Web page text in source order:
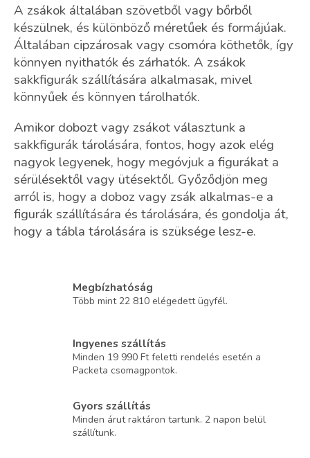
e
m
e
i
A zsákok általában szövetből vagy bőrből
készülnek, és különböző méretűek és formájúak.
Általában cipzárosak vagy csomóra köthetők, így
könnyen nyithatók és zárhatók. A zsákok
sakkfigurák szállítására alkalmasak, mivel
könnyűek és könnyen tárolhatók.
Amikor dobozt vagy zsákot választunk a
sakkfigurák tárolására, fontos, hogy azok elég
nagyok legyenek, hogy megóvjuk a figurákat a
sérülésektől vagy ütésektől. Győződjön meg
arról is, hogy a doboz vagy zsák alkalmas-e a
figurák szállítására és tárolására, és gondolja át,
hogy a tábla tárolására is szüksége lesz-e.
Megbízhatóság
Több mint 22 810 elégedett ügyfél.
Ingyenes szállítás
Minden 19 990 Ft feletti rendelés esetén a
Packeta csomagpontok.
Gyors szállítás
Minden árut raktáron tartunk. 2 napon belül
szállítunk.